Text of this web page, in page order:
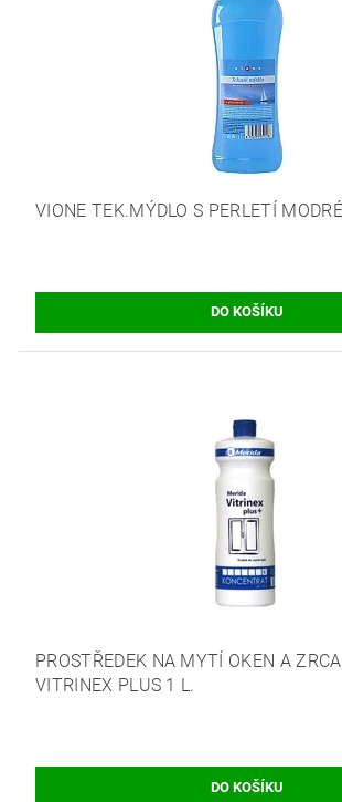
VIONE TEK.MÝDLO S PERLETÍ
PROSTŘEDEK NA MYTÍ OKEN A
VITRINEX PLUS 1 L.